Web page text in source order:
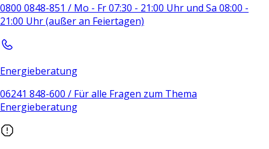
0800 0848-851 / Mo - Fr 07:30 - 21:00 Uhr und Sa 08:00 -
21:00 Uhr (außer an Feiertagen)
Energieberatung
06241 848-600 / Für alle Fragen zum Thema
Energieberatung